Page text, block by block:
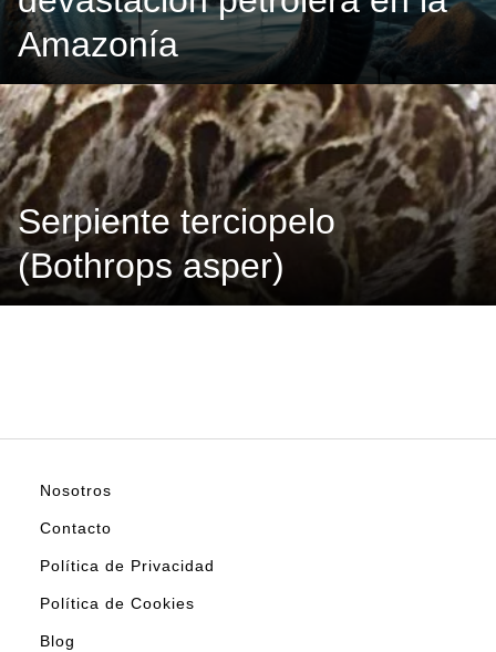
Amazonía
Serpiente terciopelo
(Bothrops asper)
Nosotros
Contacto
Política de Privacidad
Política de Cookies
Blog